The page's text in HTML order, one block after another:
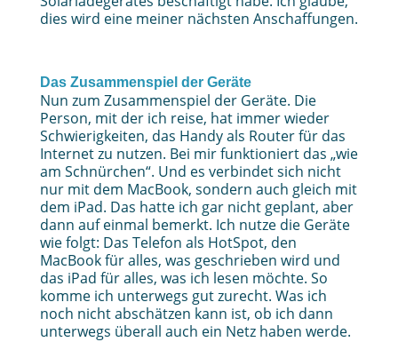
dies wird eine meiner nächsten Anschaffungen.
Das Zusammenspiel der Geräte
Nun zum Zusammenspiel der Geräte. Die
Person, mit der ich reise, hat immer wieder
Schwierigkeiten, das Handy als Router für das
Internet zu nutzen. Bei mir funktioniert das „wie
am Schnürchen“. Und es verbindet sich nicht
nur mit dem MacBook, sondern auch gleich mit
dem iPad. Das hatte ich gar nicht geplant, aber
dann auf einmal bemerkt. Ich nutze die Geräte
wie folgt: Das Telefon als HotSpot, den
MacBook für alles, was geschrieben wird und
das iPad für alles, was ich lesen möchte. So
komme ich unterwegs gut zurecht. Was ich
noch nicht abschätzen kann ist, ob ich dann
unterwegs überall auch ein Netz haben werde.